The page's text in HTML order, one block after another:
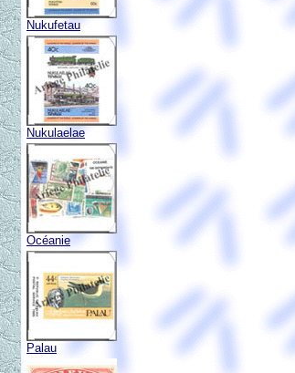
Nukufetau
Nukulaelae
Océanie
Palau